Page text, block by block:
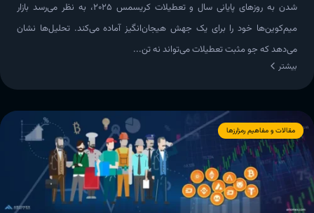
شدن به روزهای پایانی سال و تعطیلات کریسمس ۲۰۲۵، به نظر می‌رسد بازار
میم‌کوین‌ها خود را برای یک جهش هیجان‌انگیز آماده می‌کند. تحلیل‌ها نشان
می‌دهد که جو مثبت تعطیلات می‌تواند نه تن...
بیشتر
مقالات و مفاهیم رمزارزها